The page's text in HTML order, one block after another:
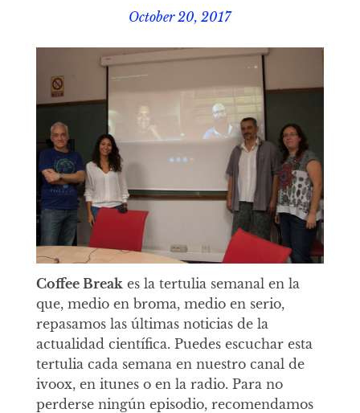
October 20, 2017
Coffee Break es la tertulia semanal en la
que, medio en broma, medio en serio,
repasamos las últimas noticias de la
actualidad científica. Puedes escuchar esta
tertulia cada semana en nuestro canal de
ivoox, en itunes o en la radio. Para no
perderse ningún episodio, recomendamos